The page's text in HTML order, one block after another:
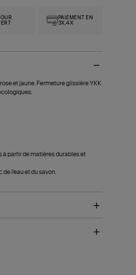
PAIEMENT EN
3X,4X
et jaune. Fermeture glissière YKK
à partir de matières durables et
de l'eau et du savon.